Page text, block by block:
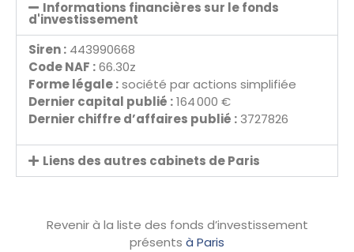
Informations financières sur le fonds
d'investissement
Siren : 443990668
Code NAF :66.30z
Forme légale :société par actions simplifiée
Dernier capital publié :164 000 €
Dernier chiffre d’affaires publié : 3727826
Liens des autres cabinets de Paris
Revenir à la liste des fonds d’investissement
présents à Paris